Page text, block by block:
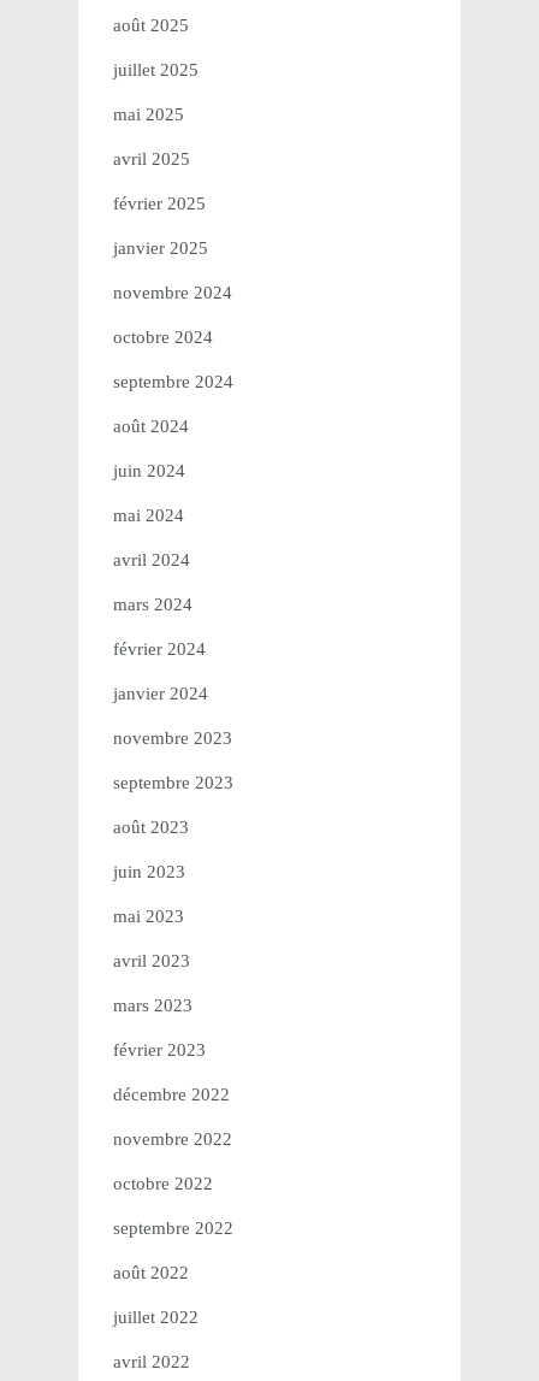
août 2025
juillet 2025
mai 2025
avril 2025
février 2025
janvier 2025
novembre 2024
octobre 2024
septembre 2024
août 2024
juin 2024
mai 2024
avril 2024
mars 2024
février 2024
janvier 2024
novembre 2023
septembre 2023
août 2023
juin 2023
mai 2023
avril 2023
mars 2023
février 2023
décembre 2022
novembre 2022
octobre 2022
septembre 2022
août 2022
juillet 2022
avril 2022